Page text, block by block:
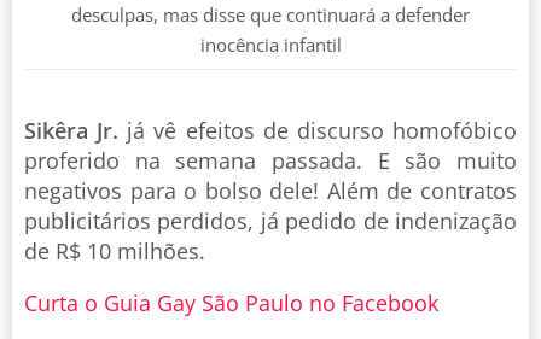
desculpas, mas disse que continuará a defender
inocência infantil
Sikêra Jr. já vê efeitos de discurso homofóbico
proferido na semana passada. E são muito
negativos para o bolso dele! Além de contratos
publicitários perdidos, já pedido de indenização
de R$ 10 milhões.
Curta o Guia Gay São Paulo no Facebook